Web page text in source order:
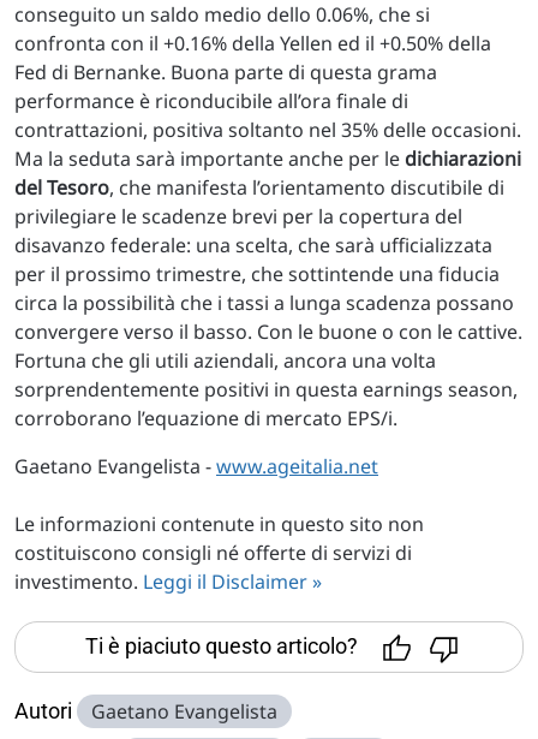
conseguito un saldo medio dello 0.06%, che si
confronta con il +0.16% della Yellen ed il +0.50% della
Fed di Bernanke. Buona parte di questa grama
performance è riconducibile all’ora finale di
contrattazioni, positiva soltanto nel 35% delle occasioni.
Ma la seduta sarà importante anche per le dichiarazioni
del Tesoro, che manifesta l’orientamento discutibile di
privilegiare le scadenze brevi per la copertura del
disavanzo federale: una scelta, che sarà ufficializzata
per il prossimo trimestre, che sottintende una fiducia
circa la possibilità che i tassi a lunga scadenza possano
convergere verso il basso. Con le buone o con le cattive.
Fortuna che gli utili aziendali, ancora una volta
sorprendentemente positivi in questa earnings season,
corroborano l’equazione di mercato EPS/i.
Gaetano Evangelista -www.ageitalia.net
Le informazioni contenute in questo sito non
costituiscono consigli né offerte di servizi di
investimento. Leggi il Disclaimer »
Ti è piaciuto questo articolo?
Autori Gaetano Evangelista